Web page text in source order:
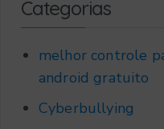
Categorias
melhor controle
android gratuito
Cyberbullying